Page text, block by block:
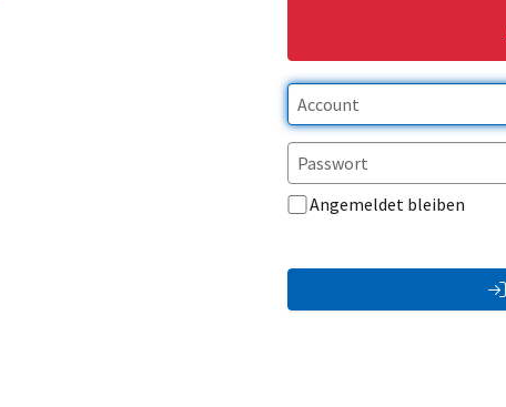
Angemeldet bleiben